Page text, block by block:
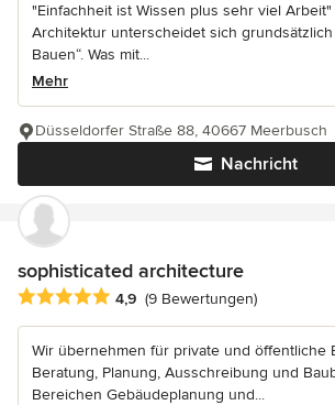
"Einfachheit ist Wissen plus sehr viel
Architektur unterscheidet sich
Bauen“. Was mit...
Mehr
Nachricht
Düsseldorfer Straße 88, 40667 Meerbusch
sophisticated architecture
Durchschnittliche Bewertung: 4.9 von 5
4,9 (9 Bewertungen)
Wir übernehmen für private und öffentliche
Beratung, Planung, Ausschreibung und
Bereichen Gebäudeplanung und...